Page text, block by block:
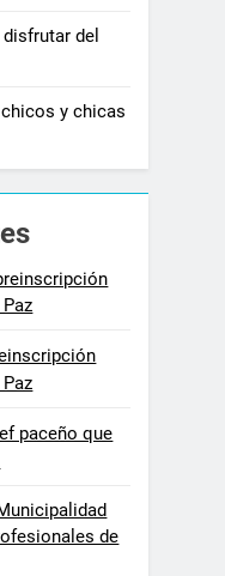
del
y chicas
paceño que
de